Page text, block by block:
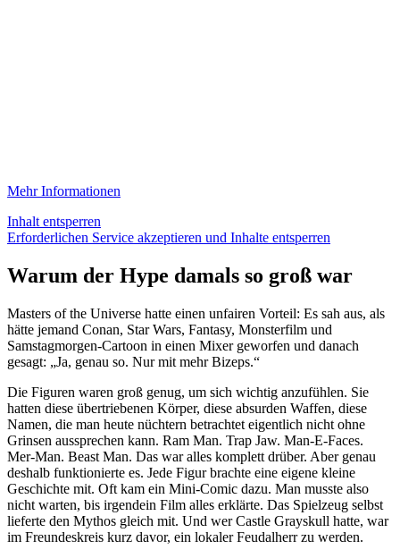
Mehr Informationen
Inhalt entsperren
Erforderlichen Service akzeptieren und Inhalte entsperren
Warum der Hype damals so groß war
Masters of the Universe hatte einen unfairen Vorteil: Es sah aus, als
hätte jemand Conan, Star Wars, Fantasy, Monsterfilm und
Samstagmorgen-Cartoon in einen Mixer geworfen und danach
gesagt: „Ja, genau so. Nur mit mehr Bizeps.“
Die Figuren waren groß genug, um sich wichtig anzufühlen. Sie
hatten diese übertriebenen Körper, diese absurden Waffen, diese
Namen, die man heute nüchtern betrachtet eigentlich nicht ohne
Grinsen aussprechen kann. Ram Man. Trap Jaw. Man-E-Faces.
Mer-Man. Beast Man. Das war alles komplett drüber. Aber genau
deshalb funktionierte es. Jede Figur brachte eine eigene kleine
Geschichte mit. Oft kam ein Mini-Comic dazu. Man musste also
nicht warten, bis irgendein Film alles erklärte. Das Spielzeug selbst
lieferte den Mythos gleich mit. Und wer Castle Grayskull hatte, war
im Freundeskreis kurz davor, ein lokaler Feudalherr zu werden.